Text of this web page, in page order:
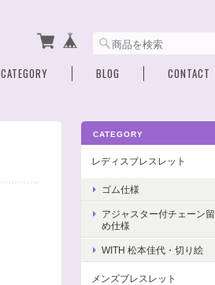
CATEGORY BLOG CONTACT
CATEGORY
レディスブレスレット
ゴム仕様
アジャスター付チェーン留
め仕様
WITH 松本佳代・切り絵
メンズブレスレット